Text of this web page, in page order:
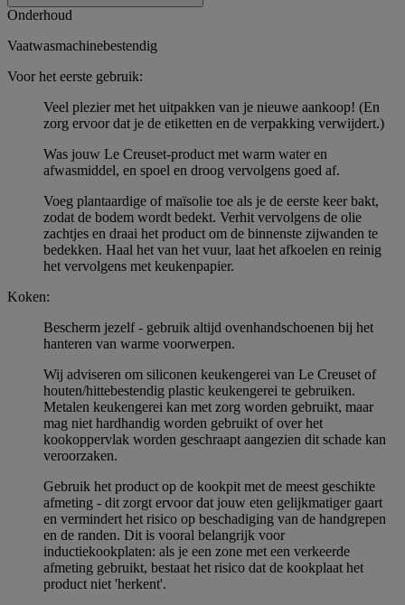
Onderhoud
Vaatwasmachinebestendig
Voor het eerste gebruik:
Veel plezier met het uitpakken van je nieuwe aankoop! (En
zorg ervoor dat je de etiketten en de verpakking verwijdert.)
Was jouw Le Creuset-product met warm water en
afwasmiddel, en spoel en droog vervolgens goed af.
Voeg plantaardige of maïsolie toe als je de eerste keer bakt,
zodat de bodem wordt bedekt. Verhit vervolgens de olie
zachtjes en draai het product om de binnenste zijwanden te
bedekken. Haal het van het vuur, laat het afkoelen en reinig
het vervolgens met keukenpapier.
Koken:
Bescherm jezelf - gebruik altijd ovenhandschoenen bij het
hanteren van warme voorwerpen.
Wij adviseren om siliconen keukengerei van Le Creuset of
houten/hittebestendig plastic keukengerei te gebruiken.
Metalen keukengerei kan met zorg worden gebruikt, maar
mag niet hardhandig worden gebruikt of over het
kookoppervlak worden geschraapt aangezien dit schade kan
veroorzaken.
Gebruik het product op de kookpit met de meest geschikte
afmeting - dit zorgt ervoor dat jouw eten gelijkmatiger gaart
en vermindert het risico op beschadiging van de handgrepen
en de randen. Dit is vooral belangrijk voor
inductiekookplaten: als je een zone met een verkeerde
afmeting gebruikt, bestaat het risico dat de kookplaat het
product niet 'herkent'.